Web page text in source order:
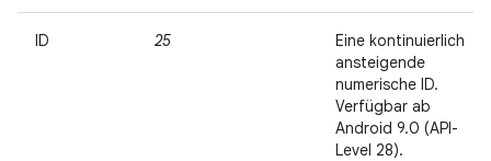
ID 25
Eine kontinuierlich
ansteigende
numerische ID.
Verfügbar ab
Android 9.0 (API-
Level 28).